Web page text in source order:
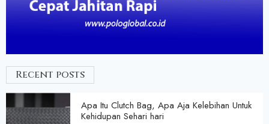
Recent posts
Apa Itu Clutch Bag, Apa Aja Kelebihan Untuk
Kehidupan Sehari hari